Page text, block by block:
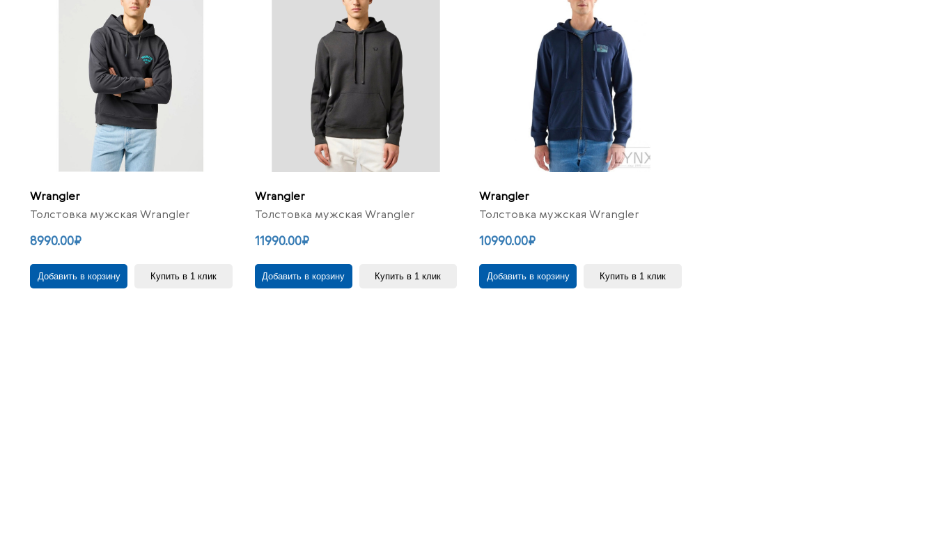
Wrangler
Толстовка мужская Wrangler
8990.00₽
Добавить в корзину Купить в 1 клик
Wrangler
Толстовка мужская Wrangler
11990.00₽
Добавить в корзину Купить в 1 клик
Wrangler
Толстовка мужская Wrangler
10990.00₽
Добавить в корзину Купить в 1 клик